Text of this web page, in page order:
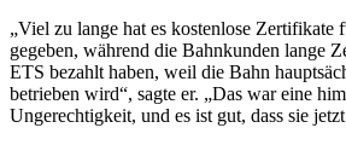
„Viel zu lange hat es kostenlose Zertifikate
gegeben, während die Bahnkunden lange
ETS bezahlt haben, weil die Bahn
betrieben wird“, sagte er. „Das war eine
Ungerechtigkeit, und es ist gut, dass sie